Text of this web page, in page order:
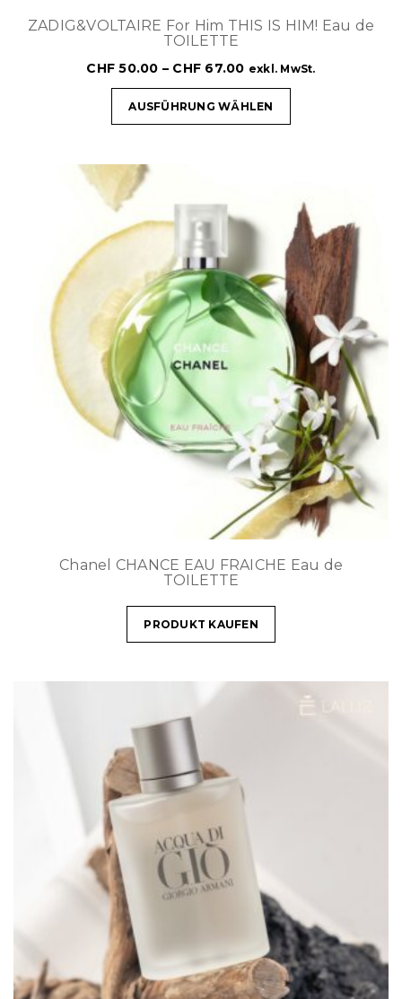
ZADIG&VOLTAIRE For Him THIS IS HIM! Eau de
TOILETTE
CHF 50.00 – CHF 67.00 exkl. MwSt.
AUSFÜHRUNG WÄHLEN
Chanel CHANCE EAU FRAICHE Eau de
TOILETTE
PRODUKT KAUFEN